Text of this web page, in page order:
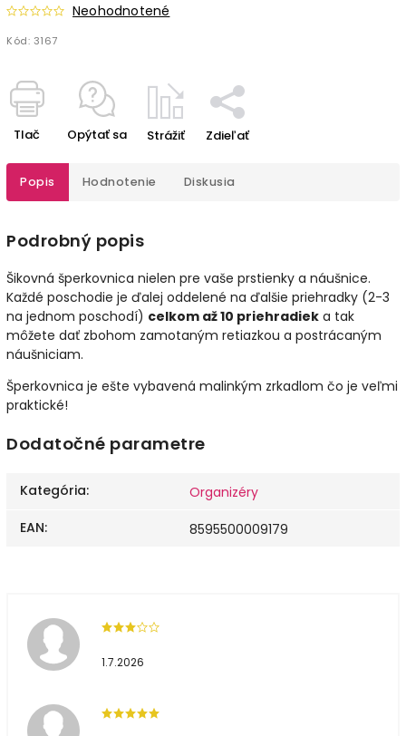
Neohodnotené
Kód: 3167
Tlač Opýtať sa Strážiť Zdieľať
Popis Hodnotenie Diskusia
Podrobný popis
Šikovná šperkovnica nielen pre vaše prstienky a náušnice.
Každé poschodie je ďalej oddelené na ďalšie priehradky (2-3
na jednom poschodí) celkom až 10 priehradiek a tak
môžete dať zbohom zamotaným retiazkou a postrácaným
náušniciam.
Šperkovnica je ešte vybavená malinkým zrkadlom čo je veľmi
praktické!
Dodatočné parametre
Kategória:
Organizéry
EAN: 8595500009179
1.7.2026